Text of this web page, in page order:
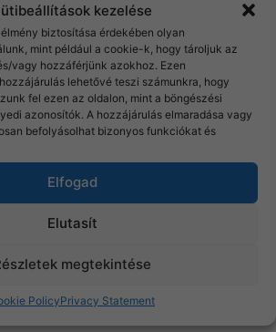
kezelése
biztosítása érdekében olyan
mint például a cookie-k, hogy tároljuk az
vagy hozzáférjünk azokhoz. Ezen
lehetővé teszi számunkra, hogy
fel ezen az oldalon, mint a böngészési
azonosítók. A hozzájárulás elmaradása vagy
befolyásolhat bizonyos funkciókat és
Elfogad
Elutasít
megtekintése
PolicyPrivacy Statement
tájékoztatót elolvastam és